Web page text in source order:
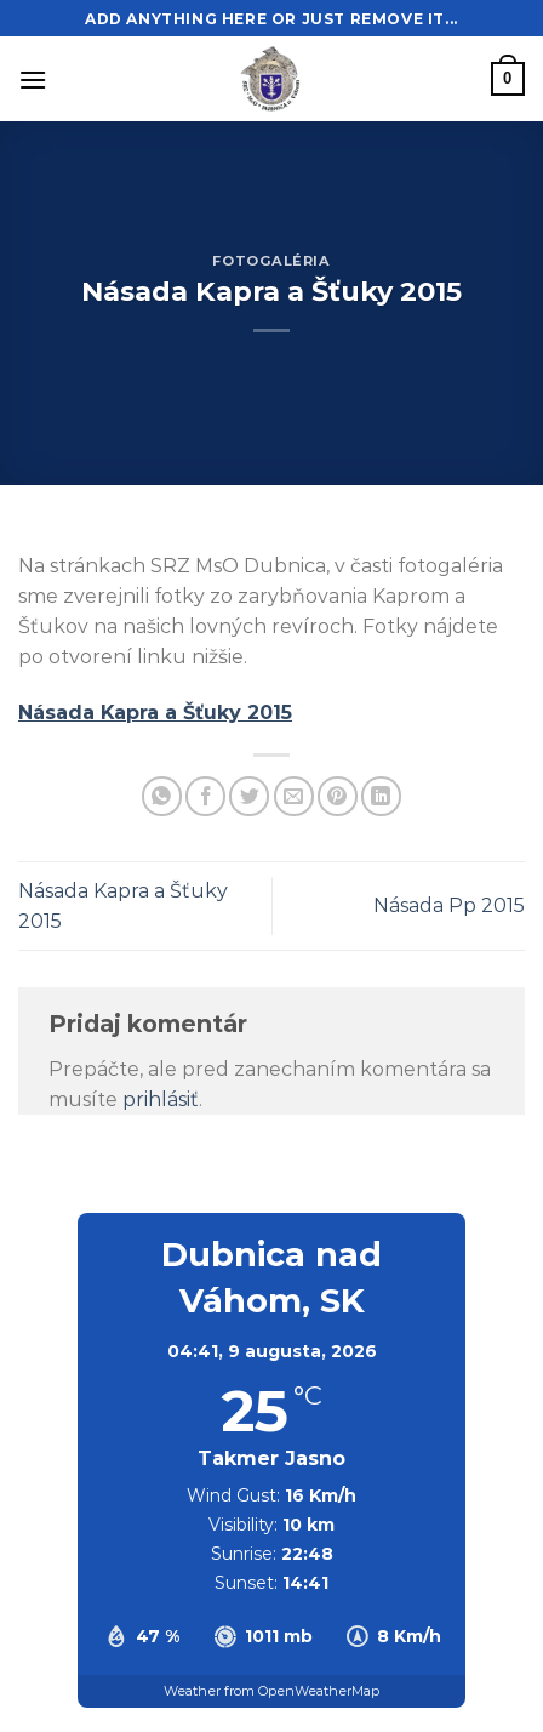
to
content
ADD ANYTHING HERE OR JUST REMOVE IT...
0
FOTOGALÉRIA
Násada Kapra a Šťuky 2015
Na stránkach SRZ MsO Dubnica, v časti fotogaléria
sme zverejnili fotky zo zarybňovania Kaprom a
Šťukov na našich lovných revíroch. Fotky nájdete
po otvorení linku nižšie.
Násada Kapra a Šťuky 2015
Násada Kapra a Šťuky
2015
Násada Pp 2015
Pridaj komentár
Prepáčte, ale pred zanechaním komentára sa
musíte prihlásiť.
Dubnica nad
Váhom, SK
04:41, 9 augusta, 2026
25 °C
Takmer Jasno
47 % 1011 mb 8 Km/h
Wind Gust: 16 Km/h
Visibility: 10 km
Sunrise: 22:48
Sunset: 14:41
Weather from OpenWeatherMap